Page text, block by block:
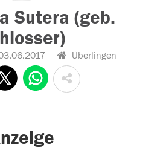
Sutera (geb.
Überlingen